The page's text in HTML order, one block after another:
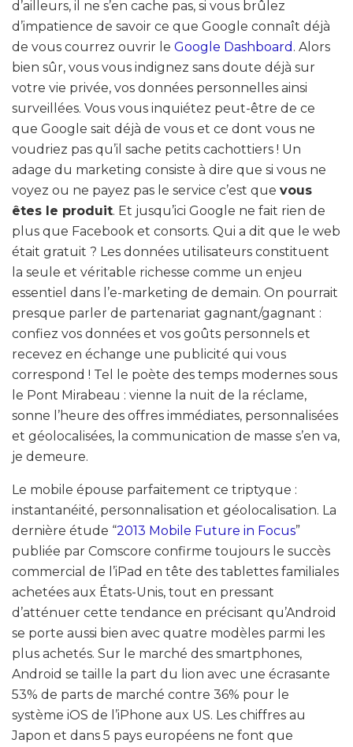
d’ailleurs, il ne s’en cache pas, si vous brûlez
d’impatience de savoir ce que Google connaît déjà
de vous courrez ouvrir le Google Dashboard . Alors
bien sûr, vous vous indignez sans doute déjà sur
votre vie privée, vos données personnelles ainsi
surveillées. Vous vous inquiétez peut-être de ce
que Google sait déjà de vous et ce dont vous ne
voudriez pas qu’il sache petits cachottiers ! Un
adage du marketing consiste à dire que si vous ne
voyez ou ne payez pas le service c’est que vous
êtes le produit. Et jusqu’ici Google ne fait rien de
plus que Facebook et consorts. Qui a dit que le web
était gratuit ? Les données utilisateurs constituent
la seule et véritable richesse comme un enjeu
essentiel dans l’e-marketing de demain. On pourrait
presque parler de partenariat gagnant/gagnant :
confiez vos données et vos goûts personnels et
recevez en échange une publicité qui vous
correspond ! Tel le poète des temps modernes sous
le Pont Mirabeau : vienne la nuit de la réclame,
sonne l’heure des offres immédiates, personnalisées
et géolocalisées, la communication de masse s’en va,
je demeure.
Le mobile épouse parfaitement ce triptyque :
instantanéité, personnalisation et géolocalisation. La
dernière étude “2013 Mobile Future in Focus”
publiée par Comscore confirme toujours le succès
commercial de l’iPad en tête des tablettes familiales
achetées aux États-Unis, tout en pressant
d’atténuer cette tendance en précisant qu’Android
se porte aussi bien avec quatre modèles parmi les
plus achetés. Sur le marché des smartphones,
Android se taille la part du lion avec une écrasante
53% de parts de marché contre 36% pour le
système iOS de l’iPhone aux US. Les chiffres au
Japon et dans 5 pays européens ne font que